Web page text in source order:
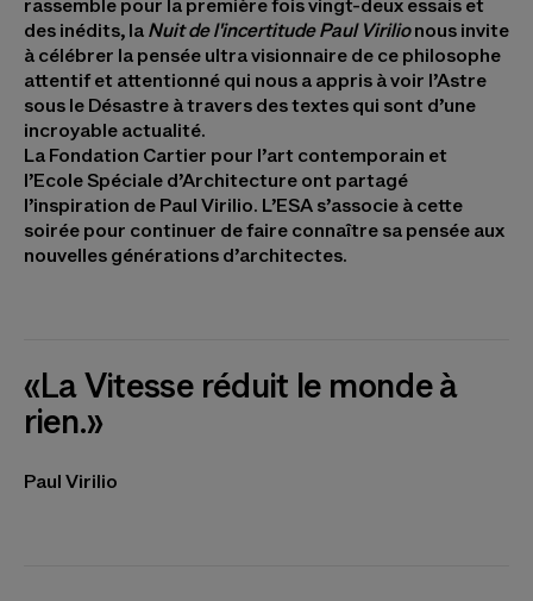
rassemble pour la première fois vingt-deux essais et
des inédits, la Nuit de l'incertitude Paul Virilionous invite
à célébrer la pensée ultra visionnaire de ce philosophe
attentif et attentionné qui nous a appris à voir l’Astre
sous le Désastre à travers des textes qui sont d’une
incroyable actualité.
La Fondation Cartier pour l’art contemporain et
l’Ecole Spéciale d’Architecture ont partagé
l’inspiration de Paul Virilio. L’ESA s’associe à cette
soirée pour continuer de faire connaître sa pensée aux
nouvelles générations d’architectes.
«La Vitesse réduit le monde à
rien.»
Paul Virilio